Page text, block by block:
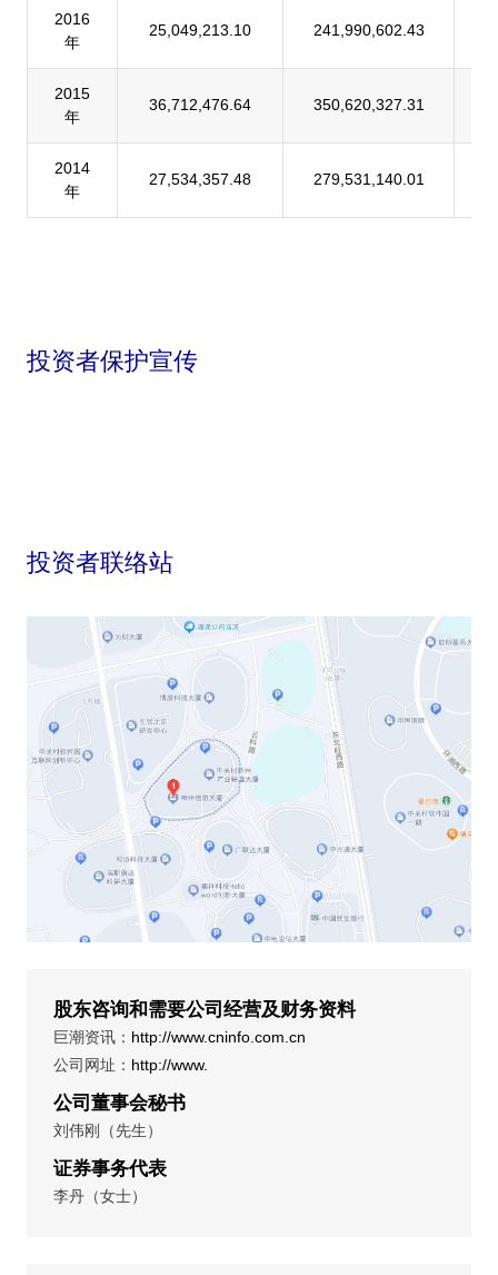
2016
年
25,049,213.10 241,990,602.43
2015
年
36,712,476.64 350,620,327.31
2014
年
27,534,357.48 279,531,140.01
投资者保护宣传
投资者联络站
股东咨询和需要公司经营及财务资料
巨潮资讯： http://www.cninfo.com.cn
公司网址： http://www.
公司董事会秘书
刘伟刚（先生）
证券事务代表
李丹（女士）